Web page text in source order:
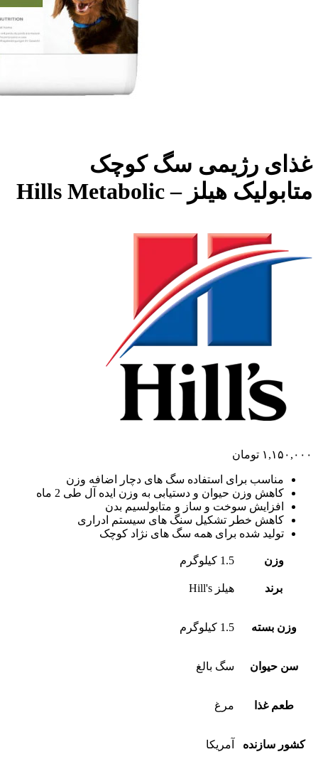
غذای رژیمی سگ کوچک
متابولیک هیلز – Hills Metabolic
۱,۱۵۰,۰۰۰ تومان
مناسب برای استفاده سگ های دچار اضافه وزن
کاهش وزن حیوان و دستیابی به وزن ایده آل طی 2 ماه
افزایش سوخت و ساز و متابولسیم بدن
کاهش خطر تشکیل سنگ های سیستم ادراری
تولید شده برای همه سگ های نژاد کوچک
وزن 1.5 کیلوگرم
برند هیلز Hill's
وزن بسته 1.5 کیلوگرم
سن حیوان سگ بالغ
طعم غذا مرغ
کشور سازنده آمریکا